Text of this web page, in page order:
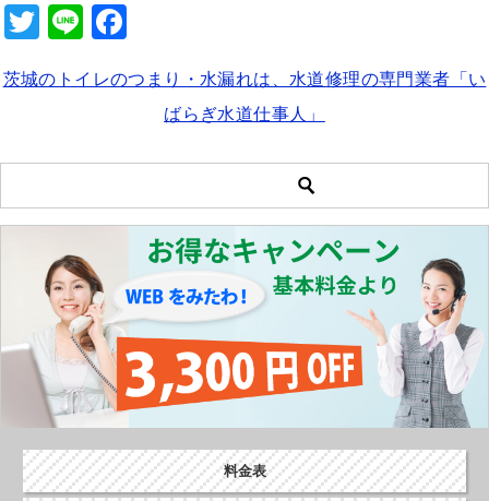
T
tt
Li
e c
b
o
茨城のトイレのつまり・水漏れは、水道修理の専門業者「い
ばらぎ水道仕事人」
料金表